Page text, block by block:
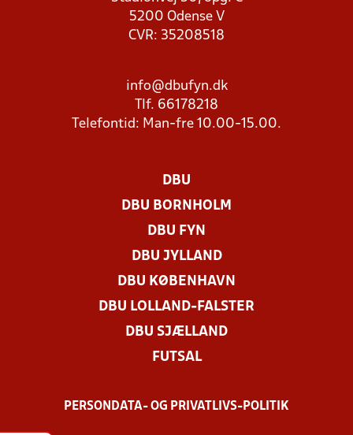
5200 Odense V
CVR: 35208518
info@dbufyn.dk
Tlf. 66178218
Telefontid: Man-fre 10.00-15.00.
DBU
DBU BORNHOLM
DBU FYN
DBU JYLLAND
DBU KØBENHAVN
DBU LOLLAND-FALSTER
DBU SJÆLLAND
FUTSAL
PERSONDATA- OG PRIVATLIVS-POLITIK